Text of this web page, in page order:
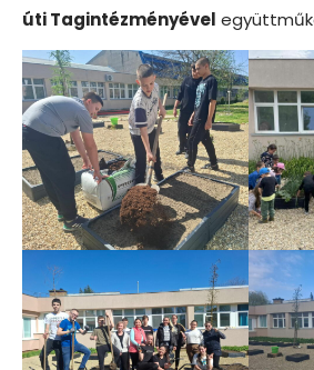
úti Tagintézményével